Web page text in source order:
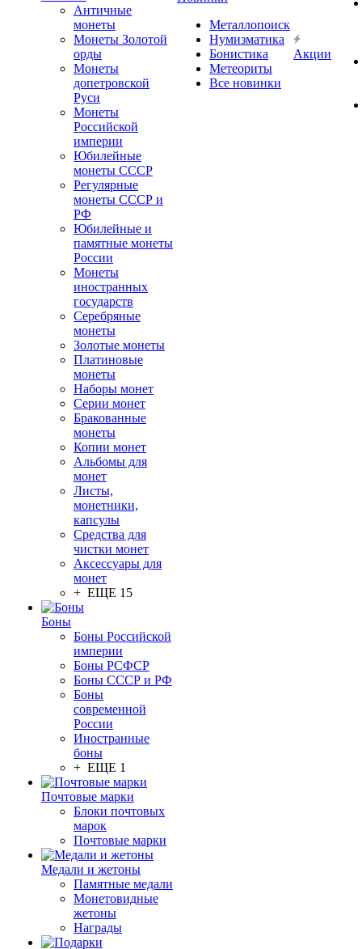
Античные
монеты
Монеты Золотой
орды
Монеты
допетровской
Руси
Монеты
Российской
империи
Юбилейные
монеты СССР
Регулярные
монеты СССР и
РФ
Юбилейные и
памятные монеты
России
Монеты
иностранных
государств
Серебряные
монеты
Золотые монеты
Платиновые
монеты
Наборы монет
Серии монет
Бракованные
монеты
Копии монет
Альбомы для
монет
Листы,
монетники,
капсулы
Средства для
чистки монет
Аксессуары для
монет
+ ЕЩЕ 15
Боны
Боны Российской
империи
Боны РСФСР
Боны СССР и РФ
Боны
современной
России
Иностранные
боны
+ ЕЩЕ 1
Почтовые марки
Блоки почтовых
марок
Почтовые марки
Медали и жетоны
Памятные медали
Монетовидные
жетоны
Награды
Металлопоиск
Нумизматика
Бонистика
Метеориты
Все новинки
Акции